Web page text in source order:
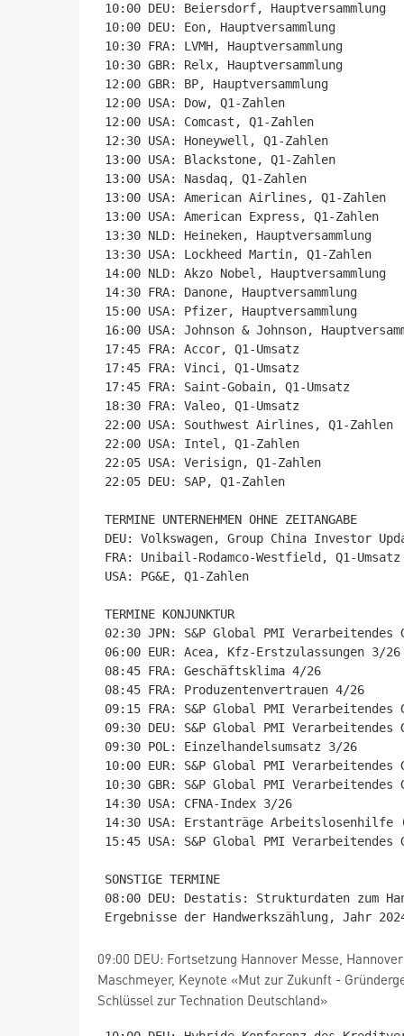
10:00 DEU: Beiersdorf, Hauptversammlung
10:00 DEU: Eon, Hauptversammlung
10:30 FRA: LVMH, Hauptversammlung
10:30 GBR: Relx, Hauptversammlung
12:00 GBR: BP, Hauptversammlung
12:00 USA: Dow, Q1-Zahlen
12:00 USA: Comcast, Q1-Zahlen
12:30 USA: Honeywell, Q1-Zahlen
13:00 USA: Blackstone, Q1-Zahlen
13:00 USA: Nasdaq, Q1-Zahlen
13:00 USA: American Airlines, Q1-Zahlen
13:00 USA: American Express, Q1-Zahlen
13:30 NLD: Heineken, Hauptversammlung
13:30 USA: Lockheed Martin, Q1-Zahlen
14:00 NLD: Akzo Nobel, Hauptversammlung
14:30 FRA: Danone, Hauptversammlung
15:00 USA: Pfizer, Hauptversammlung
16:00 USA: Johnson & Johnson,
17:45 FRA: Accor, Q1-Umsatz
17:45 FRA: Vinci, Q1-Umsatz
17:45 FRA: Saint-Gobain, Q1-Umsatz
18:30 FRA: Valeo, Q1-Umsatz
22:00 USA: Southwest Airlines, Q1-Zahlen
22:00 USA: Intel, Q1-Zahlen
22:05 USA: Verisign, Q1-Zahlen
22:05 DEU: SAP, Q1-Zahlen
TERMINE UNTERNEHMEN OHNE ZEITANGABE
DEU: Volkswagen, Group China Investor
FRA: Unibail-Rodamco-Westfield, Q1-Umsatz
USA: PG&E, Q1-Zahlen
TERMINE KONJUNKTUR
02:30 JPN: S&P Global PMI
06:00 EUR: Acea, Kfz-Erstzulassungen 3/26
08:45 FRA: Geschäftsklima 4/26
08:45 FRA: Produzentenvertrauen 4/26
09:15 FRA: S&P Global PMI
09:30 DEU: S&P Global PMI
09:30 POL: Einzelhandelsumsatz 3/26
10:00 EUR: S&P Global PMI
10:30 GBR: S&P Global PMI
14:30 USA: CFNA-Index 3/26
14:30 USA: Erstanträge Arbeitslosenhilfe
15:45 USA: S&P Global PMI
SONSTIGE TERMINE
08:00 DEU: Destatis: Strukturdaten zum
09:00 DEU: Fortsetzung Hannover Messe,
Maschmeyer, Keynote «Mut zur Zukunft -
Schlüssel zur Technation Deutschland»